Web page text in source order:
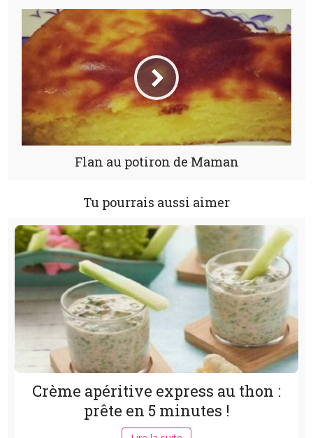
Flan au potiron de Maman
Tu pourrais aussi aimer
Crème apéritive express au thon :
prête en 5 minutes !